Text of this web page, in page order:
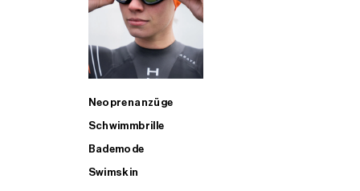
Neoprenanzüge
Schwimmbrille
Bademode
Swimskin